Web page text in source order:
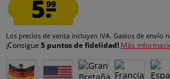
5.99
Los precios de venta incluyen IVA. Gastos de envío
¡Consigue 5 puntos de fidelidad! Más